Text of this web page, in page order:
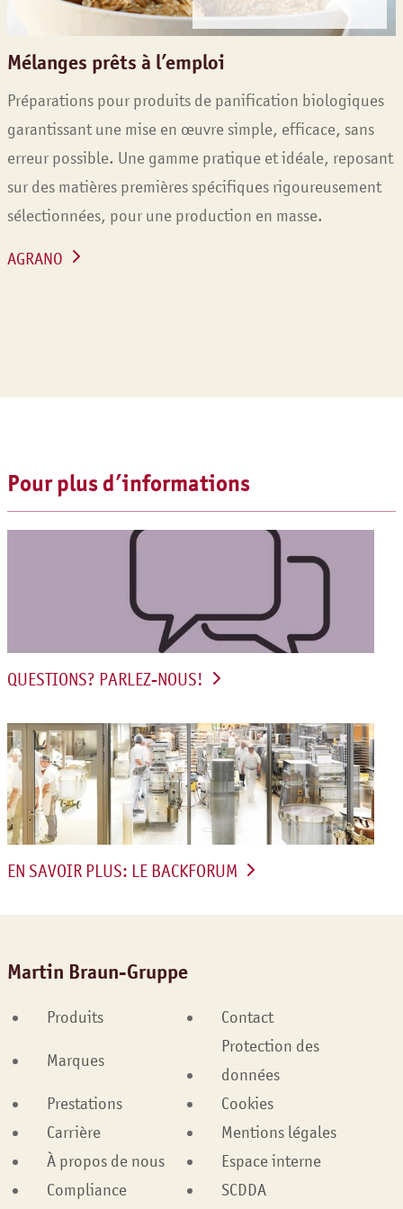
Mélanges prêts à l’emploi
Préparations pour produits de panification biologiques
garantissant une mise en œuvre simple, efficace, sans
erreur possible. Une gamme pratique et idéale, reposant
sur des matières premières spécifiques rigoureusement
sélectionnées, pour une production en masse.
AGRANO
Pour plus d’informations
QUESTIONS? PARLEZ-NOUS!
EN SAVOIR PLUS: LE BACKFORUM
Martin Braun-Gruppe
Produits Contact
Marques
Protection des
données
Prestations
Cookies
Carrière
Mentions légales
À propos de nous
Espace interne
Compliance
SCDDA